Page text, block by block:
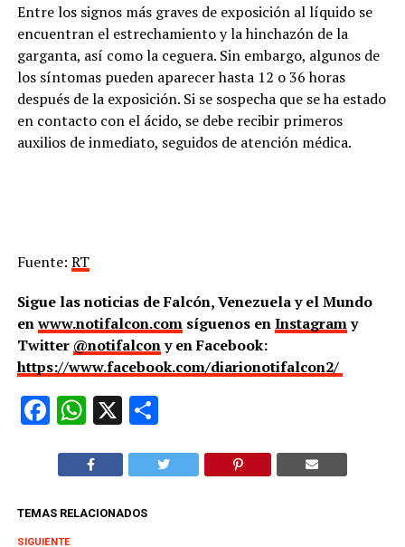
Entre los signos más graves de exposición al líquido se
encuentran el estrechamiento y la hinchazón de la
garganta, así como la ceguera. Sin embargo, algunos de
los síntomas pueden aparecer hasta 12 o 36 horas
después de la exposición. Si se sospecha que se ha estado
en contacto con el ácido, se debe recibir primeros
auxilios de inmediato, seguidos de atención médica.
Fuente: RT
Sigue las noticias de Falcón, Venezuela y el Mundo
enwww.notifalcon.comsíguenos enInstagramy
Twitter @notifalcony en Facebook:
https://www.facebook.com/diarionotifalcon2/
Facebook
WhatsApp
X Compartir
TEMAS RELACIONADOS
SIGUIENTE